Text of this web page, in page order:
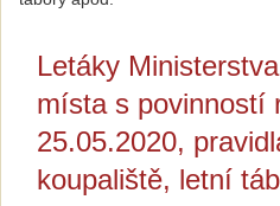
Letáky
místa s povinností
25.05.2020,
koupaliště, letní